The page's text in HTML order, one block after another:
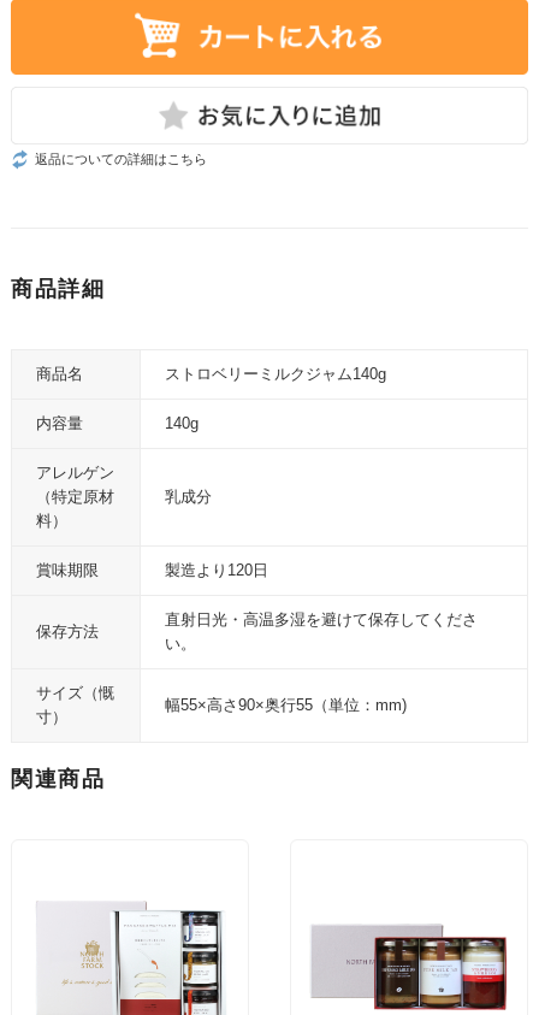
返品についての詳細はこちら
商品詳細
商品名 ストロベリーミルクジャム140g
内容量 140g
アレルゲン
（特定原材
料）
乳成分
賞味期限 製造より120日
保存方法
直射日光・高温多湿を避けて保存してくださ
い。
サイズ（慨
寸）
幅55×高さ90×奥行55（単位：mm)
関連商品